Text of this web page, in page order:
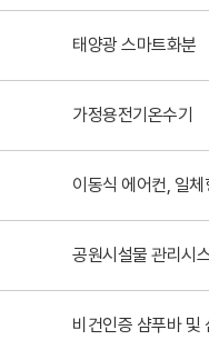
태양광 스마트화분
가정용전기온수기
이동식 에어컨, 일체
공원시설물 관리시
비건인증 샴푸바 및